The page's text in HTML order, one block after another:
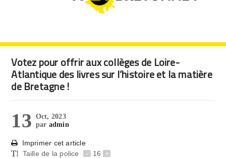
Votez pour offrir aux collèges de Loire-
Atlantique des livres sur l’histoire et la matière
de Bretagne !
13 Oct, 2023
par admin
Imprimer cet article
Taille de la police
- 16 +